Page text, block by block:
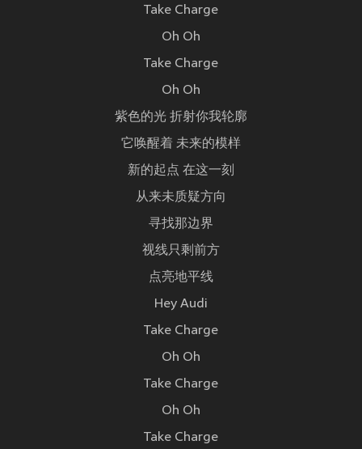
Take Charge
Oh Oh
Take Charge
Oh Oh
紫色的光 折射你我轮廓
它唤醒着 未来的模样
新的起点 在这一刻
从来未质疑方向
寻找那边界
视线只剩前方
点亮地平线
Hey Audi
Take Charge
Oh Oh
Take Charge
Oh Oh
Take Charge